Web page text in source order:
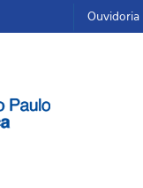
Ouvidoria